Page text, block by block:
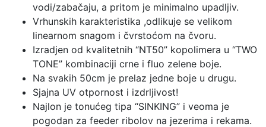
vodi/zabačaju, a pritom je minimalno upadljiv.
Vrhunskih karakteristika ,odlikuje se velikom
linearnom snagom i čvrstoćom na čvoru.
Izradjen od kvalitetnih “NT50” kopolimera u “TWO
TONE” kombinaciji crne i fluo zelene boje.
Na svakih 50cm je prelaz jedne boje u drugu.
Sjajna UV otpornost i izdrljivost!
Najlon je tonućeg tipa “SINKING” i veoma je
pogodan za feeder ribolov na jezerima i rekama.